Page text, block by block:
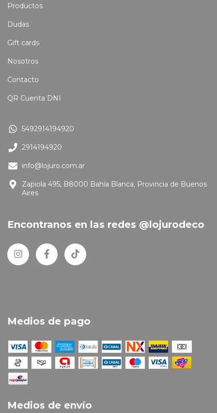
Productos
Dudas
Gift cards
Nosotros
Contacto
QR Cuenta DNI
5492914194920
2914194920
info@lojuro.com.ar
Zapiola 495, B8000 Bahía Blanca, Provincia de Buenos
Aires
Encontranos en las redes @lojurodeco
Medios de pago
Medios de envío